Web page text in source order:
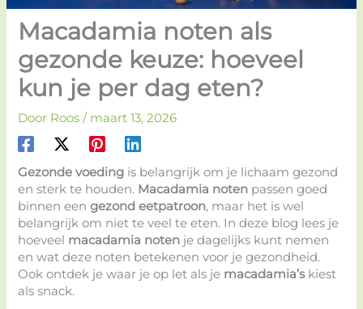
Macadamia noten als
gezonde keuze: hoeveel
kun je per dag eten?
Door Roos/ maart 13, 2026
Gezonde voeding is belangrijk om je lichaam gezond
en sterk te houden. Macadamia noten passen goed
binnen eengezond eetpatroon, maar het is wel
belangrijk om niet te veel te eten. In deze blog lees je
hoeveel macadamia noten je dagelijks kunt nemen
en wat deze noten betekenen voor je gezondheid.
Ook ontdek je waar je op let als je macadamia’skiest
als snack.